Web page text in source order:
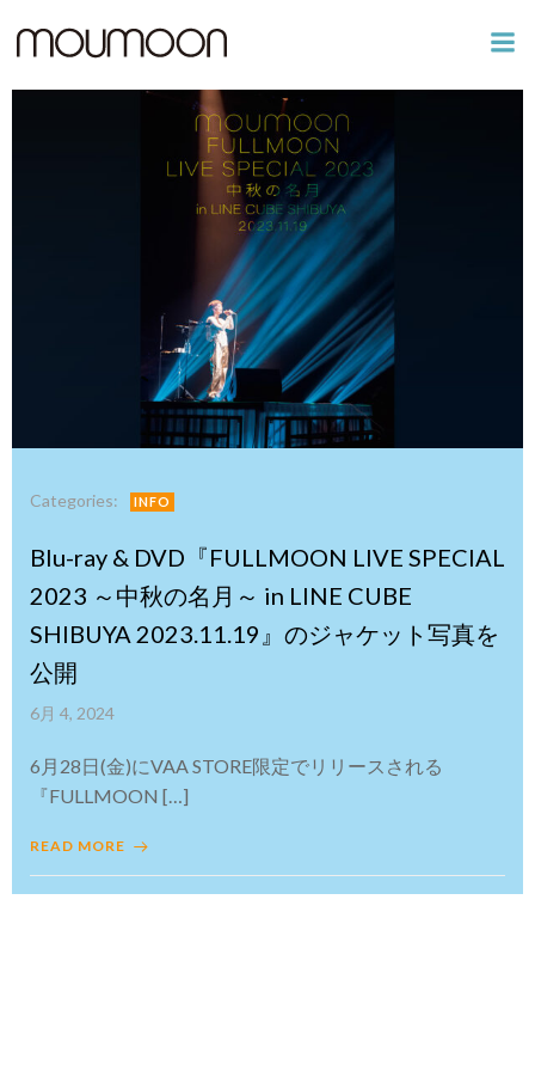
ン
ツ
へ
ス
キ
ッ
プ
Categories: INFO
Blu-ray & DVD『FULLMOON LIVE SPECIAL
2023 ～中秋の名月～ in LINE CUBE
SHIBUYA 2023.11.19』のジャケット写真を
公開
6月 4, 2024
6月28日(金)にVAA STORE限定でリリースされる
『FULLMOON […]
READ MORE